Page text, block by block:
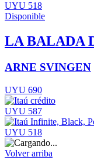
UYU 518
Disponible
LA BALADA
ARNE SVINGEN
UYU 690
UYU 587
UYU 518
Volver arriba